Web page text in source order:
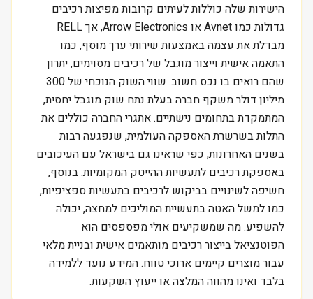
הישירות שלה כוללות לעיתים קרובות מפיצות רכיבים
גדולות כמו Avnet או Arrow Electronics, אך RELL
מבדלת את עצמה באמצעות שירותי ערך מוסף, כמו
התאמה אישית וייצור מוגבל של רכיבים מסוימים, יתרון
שהם רואים בו נכס חשוב. שווי השוק הנוכחי של 300
מיליון דולר משקף חברה בעלת נתח שוק מוגבל יחסית,
המתמקדת בתחומים נישתיים. אתגרי החברה כוללים את
התלות בשרשרת האספקה העולמית, שנפגעה רבות
בשנים האחרונות, כפי שראינו גם בישראל עם העיכובים
באספקת רכיבים לתעשיות ההייטק המקומיות. בנוסף,
חשיפה לשינויים בביקוש לרכיבים בתעשיות ספציפיות,
כמו למשל האטה בתעשיית המוליכים למחצה, יכולה
להשפיע. מה שמשקיעים אולי מפספסים הוא
הפוטנציאל בייצור רכיבים מותאמים אישית ובניית מלאי
עבור מוצרים קיימים ארוכי טווח. המידע נועד ללמידה
בלבד ואינו מהווה המלצה או ייעוץ השקעות.